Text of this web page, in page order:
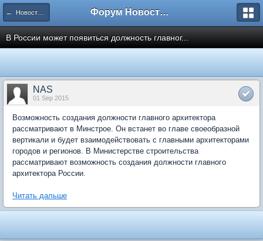
← Новости рынка недвижимости Форум Новостройки
В России может появиться должность главног...
NAS
01 Sep 2015
Возможность создания должности главного архитектора
рассматривают в Минстрое. Он встанет во главе своеобразной
вертикали и будет взаимодействовать с главными архитекторами
городов и регионов. В Министерстве строительства
рассматривают возможность создания должности главного
архитектора России.
Читать дальше